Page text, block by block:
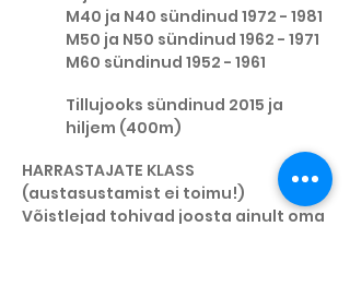
M40 ja N40 sündinud 1972 - 1981
M50 ja N50 sündinud 1962 - 1971
M60 sündinud 1952 - 1961
Tillujooks sündinud 2015 ja
hiljem (400m)
HARRASTAJATE KLASS
(austasustamist ei toimu!)
Võistlejad tohivad joosta ainult oma